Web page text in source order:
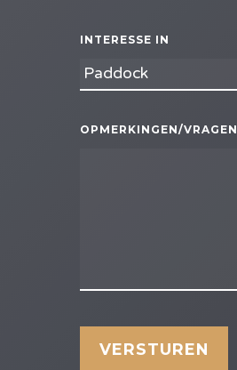
INTERESSE IN
OPMERKINGEN/VRAGEN